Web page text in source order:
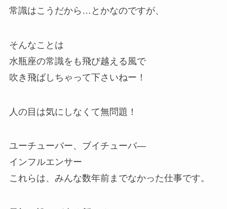
常識はこうだから…とかなのですが、
そんなことは
水瓶座の常識をも飛び越える風で
吹き飛ばしちゃって下さいねー！
人の目は気にしなくて無問題！
ユーチューバー、ブイチューバ―
インフルエンサー
これらは、みんな数年前までなかった仕事です。